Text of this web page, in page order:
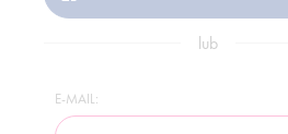
lub
E-MAIL: